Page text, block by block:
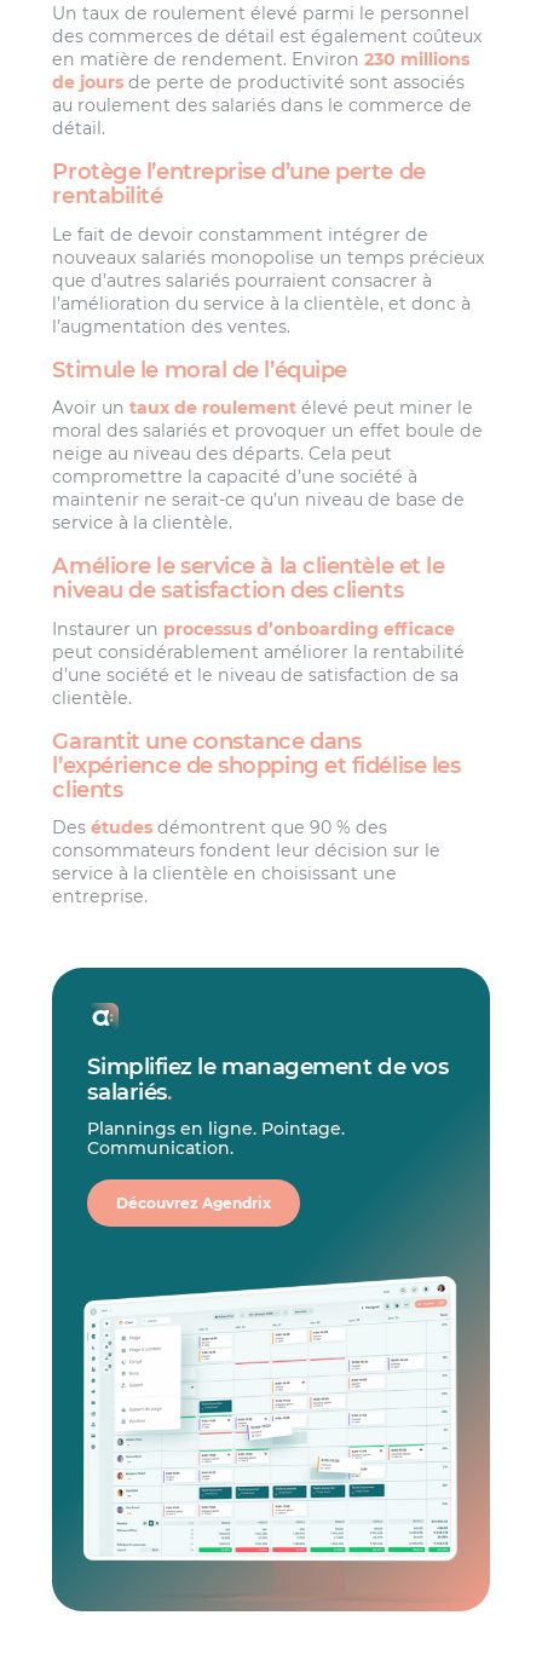
Un taux de roulement élevé parmi le personnel
des commerces de détail est également coûteux
en matière de rendement. Environ230 millions
de jours de perte de productivité sont associés
au roulement des salariés dans le commerce de
détail.
Protège l’entreprise d’une perte de
rentabilité
Le fait de devoir constamment intégrer de
nouveaux salariés monopolise un temps précieux
que d’autres salariés pourraient consacrer à
l’amélioration du service à la clientèle, et donc à
l’augmentation des ventes.
Stimule le moral de l’équipe
Avoir untaux de roulement élevé peut miner le
moral des salariés et provoquer un effet boule de
neige au niveau des départs. Cela peut
compromettre la capacité d’une société à
maintenir ne serait-ce qu’un niveau de base de
service à la clientèle.
Améliore le service à la clientèle et le
niveau de satisfaction des clients
Instaurer un processus d’onboarding efficace
peut considérablement améliorer la rentabilité
d’une société et le niveau de satisfaction de sa
clientèle.
Garantit une constance dans
l’expérience de shopping et fidélise les
clients
Desétudes démontrent que 90 % des
consommateurs fondent leur décision sur le
service à la clientèle en choisissant une
entreprise.
Simplifiez le management de vos
salariés.
Plannings en ligne. Pointage.
Communication.
Découvrez Agendrix